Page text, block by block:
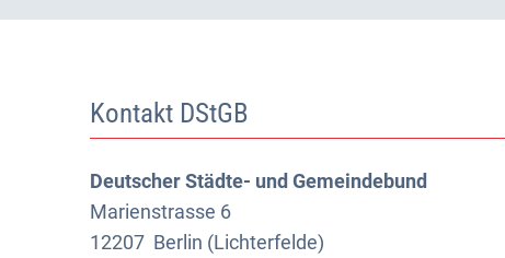
Kontakt DStGB
Deutscher Städte- und Gemeindebund
Marienstrasse 6
12207 Berlin (Lichterfelde)